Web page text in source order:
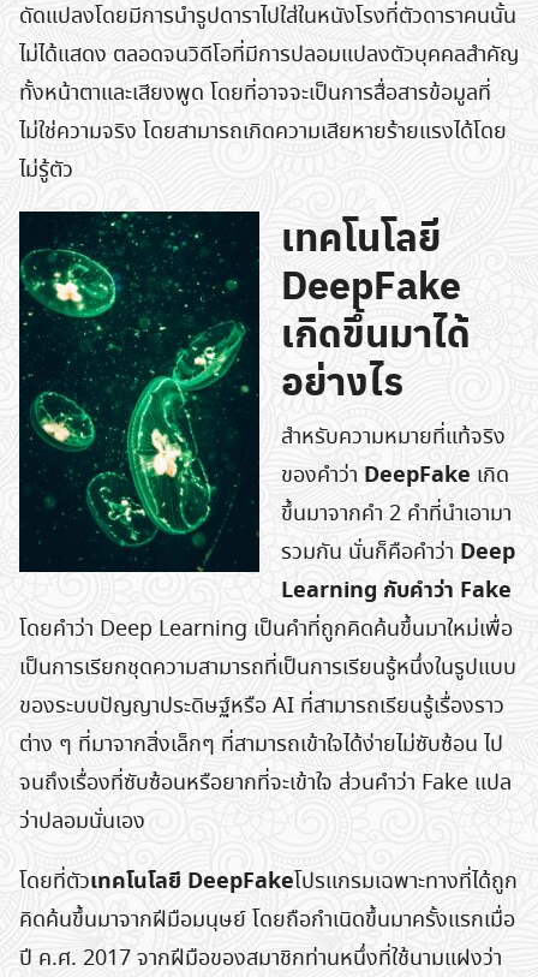
ดัดแปลงโดยมีการนำรูปดาราไปใส่ในหนังโรงที่ตัวดาราคนนั้น
ไม่ได้แสดง ตลอดจนวิดีโอที่มีการปลอมแปลงตัวบุคคลสำคัญ
ทั้งหน้าตาและเสียงพูด โดยที่อาจจะเป็นการสื่อสารข้อมูลที่
ไม่ใช่ความจริง โดยสามารถเกิดความเสียหายร้ายแรงได้โดย
ไม่รู้ตัว
เทคโนโลยี
DeepFake
เกิดขึ้นมาได้
อย่างไร
สำหรับความหมายที่แท้จริง
ของคำว่า DeepFake เกิด
ขึ้นมาจากคำ 2 คำที่นำเอามา
รวมกัน นั่นก็คือคำว่า Deep
Learning กับคำว่า Fake
โดยคำว่า Deep Learning เป็นคำที่ถูกคิดค้นขึ้นมาใหม่เพื่อ
เป็นการเรียกชุดความสามารถที่เป็นการเรียนรู้หนึ่งในรูปแบบ
ของระบบปัญญาประดิษฐ์หรือ AI ที่สามารถเรียนรู้เรื่องราว
ต่าง ๆ ที่มาจากสิ่งเล็กๆ ที่สามารถเข้าใจได้ง่ายไม่ซับซ้อน ไป
จนถึงเรื่องที่ซับซ้อนหรือยากที่จะเข้าใจ ส่วนคำว่า Fake แปล
ว่าปลอมนั่นเอง
โดยที่ตัวเทคโนโลยี DeepFakeโปรแกรมเฉพาะทางที่ได้ถูก
คิดค้นขึ้นมาจากฝีมือมนุษย์ โดยถือกำเนิดขึ้นมาครั้งแรกเมื่อ
ปี ค.ศ. 2017 จากฝีมือของสมาชิกท่านหนึ่งที่ใช้นามแฝงว่า